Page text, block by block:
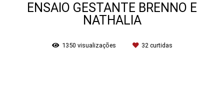
ENSAIO GESTANTE BRENNO E
NATHALIA
1350 visualizações 32curtidas